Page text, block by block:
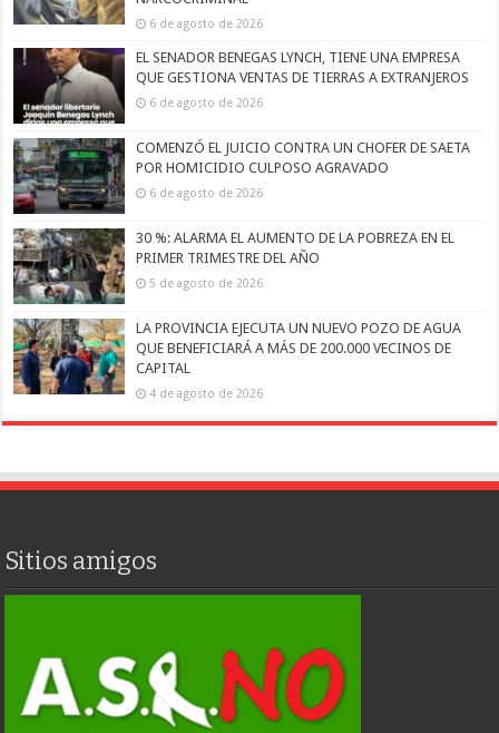
6 de agosto de 2026
EL SENADOR BENEGAS LYNCH, TIENE UNA EMPRESA
QUE GESTIONA VENTAS DE TIERRAS A EXTRANJEROS
6 de agosto de 2026
COMENZÓ EL JUICIO CONTRA UN CHOFER DE SAETA
POR HOMICIDIO CULPOSO AGRAVADO
6 de agosto de 2026
30 %: ALARMA EL AUMENTO DE LA POBREZA EN EL
PRIMER TRIMESTRE DEL AÑO
5 de agosto de 2026
LA PROVINCIA EJECUTA UN NUEVO POZO DE AGUA
QUE BENEFICIARÁ A MÁS DE 200.000 VECINOS DE
CAPITAL
4 de agosto de 2026
Sitios amigos